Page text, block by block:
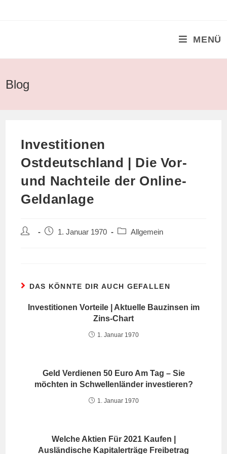
MENÜ
Blog
Investitionen
Ostdeutschland | Die Vor-
und Nachteile der Online-
Geldanlage
Beitrags-Beitrag1. Januar 1970
Beitrags-
Allgemein
DAS KÖNNTE DIR AUCH GEFALLEN
Investitionen Vorteile | Aktuelle Bauzinsen im
Zins-Chart
1. Januar 1970
Geld Verdienen 50 Euro Am Tag – Sie
möchten in Schwellenländer investieren?
1. Januar 1970
Welche Aktien Für 2021 Kaufen |
Ausländische Kapitalerträge Freibetrag